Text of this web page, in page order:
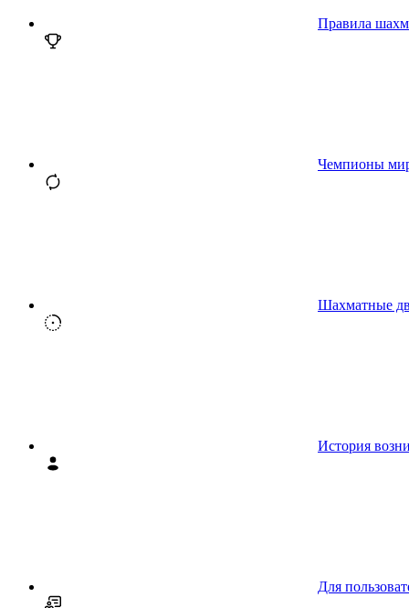
Правила
Чемпионы
Шахматные
История
Для